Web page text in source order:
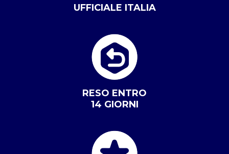
UFFICIALE ITALIA
RESO ENTRO
14 GIORNI